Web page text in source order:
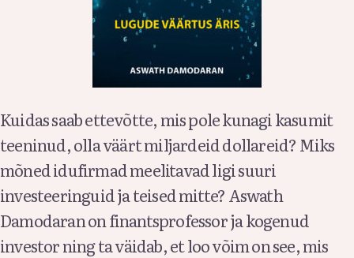
Kuidas saab ettevõtte, mis pole kunagi kasumit
teeninud, olla väärt miljardeid dollareid? Miks
mõned idufirmad meelitavad ligi suuri
investeeringuid ja teised mitte? Aswath
Damodaran on finantsprofessor ja kogenud
investor ning ta väidab, et loo võim on see, mis